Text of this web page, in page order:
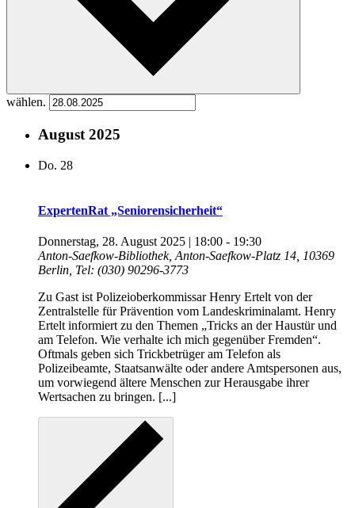
wählen.
August 2025
Do. 28
ExpertenRat „Seniorensicherheit“
Donnerstag, 28. August 2025 | 18:00 - 19:30
Anton-Saefkow-Bibliothek, Anton-Saefkow-Platz 14, 10369
Berlin, Tel: (030) 90296-3773
Zu Gast ist Polizeioberkommissar Henry Ertelt von der
Zentralstelle für Prävention vom Landeskriminalamt. Henry
Ertelt informiert zu den Themen „Tricks an der Haustür und
am Telefon. Wie verhalte ich mich gegenüber Fremden“.
Oftmals geben sich Trickbetrüger am Telefon als
Polizeibeamte, Staatsanwälte oder andere Amtspersonen aus,
um vorwiegend ältere Menschen zur Herausgabe ihrer
Wertsachen zu bringen. [...]